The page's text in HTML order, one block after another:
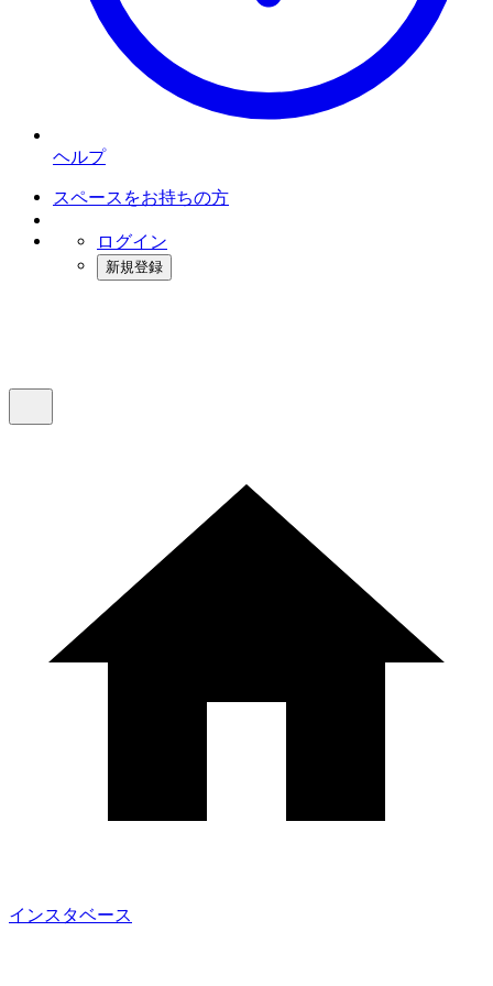
ヘルプ
スペースをお持ちの方
ログイン
新規登録
インスタベース